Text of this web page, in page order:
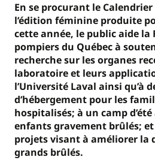
En se procurant le
l’édition féminine produite
cette année, le public aide la
pompiers du Québec à
recherche sur les organes
laboratoire et leurs
l’Université Laval ainsi qu’à
d’hébergement pour les
hospitalisés; à un camp
enfants gravement brûlés;
projets visant à améliorer la
grands brûlés.